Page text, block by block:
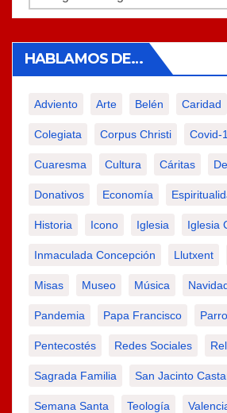
HABLAMOS DE…
Adviento Arte Belén Caridad
Colegiata Corpus Christi Covid-
Cuaresma Cultura Cáritas
Donativos Economía
Historia Icono Iglesia Iglesia
Inmaculada Concepción Llutxent
Misas Museo Música
Pandemia Papa Francisco
Pentecostés Redes Sociales
Sagrada Familia San Jacinto
Semana Santa Teología